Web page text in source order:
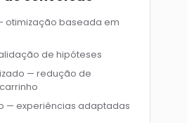
otimização baseada em
de hipóteses
— redução de
— experiências adaptadas